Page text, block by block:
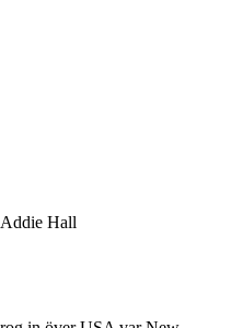
Addie Hall